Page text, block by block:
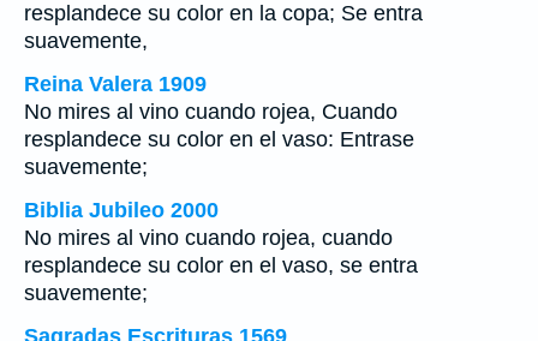
resplandece su color en la copa; Se entra
suavemente,
Reina Valera 1909
No mires al vino cuando rojea, Cuando
resplandece su color en el vaso: Entrase
suavemente;
Biblia Jubileo 2000
No mires al vino cuando rojea, cuando
resplandece su color en el vaso, se entra
suavemente;
Sagradas Escrituras 1569